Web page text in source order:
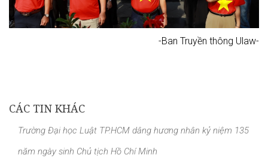
-Ban Truyền thông Ulaw-
CÁC TIN KHÁC
Trường Đại học Luật TP.HCM dâng hương nhân kỷ niệm 135
năm ngày sinh Chủ tịch Hồ Chí Minh